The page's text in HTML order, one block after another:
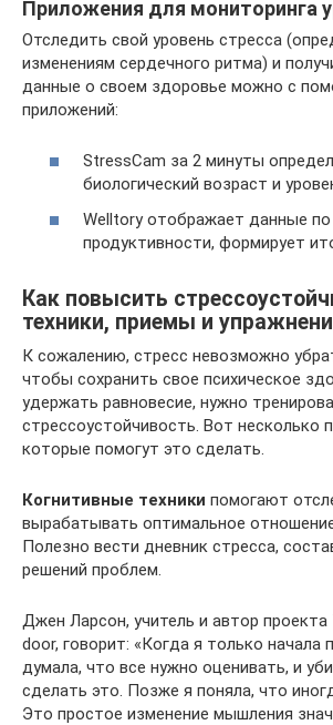
Приложения для мониторинга
Отследить свой уровень стресса
изменениям сердечного ритма) и
данные о своем здоровье можно с
приложений:
StressCam за 2 минуты
биологический возраст и
Welltory отображает данные по
продуктивности, формирует
Как повысить
техники, приемы и
К сожалению, стресс невозможно
чтобы сохранить свое психическое
удержать равновесие, нужно
стрессоустойчивость. Вот несколько
которые помогут это сделать.
Когнитивные техники помогают
вырабатывать оптимальное
Полезно вести дневник стресса,
решений проблем.
Джен Ларсон, учитель и автор
door, говорит: «Когда я только начала
думала, что все нужно оценивать, и
сделать это. Позже я поняла, что
Это простое изменение мышления